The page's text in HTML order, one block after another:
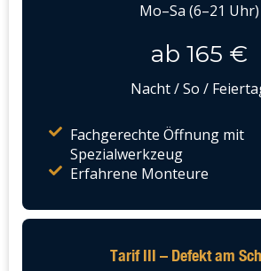
Mo–Sa (6–21 Uhr)
ab 165 €
Nacht / So /
Fachgerechte Öffnung mit
Spezialwerkzeug
Erfahrene Monteure
Tarif III – Defekt am